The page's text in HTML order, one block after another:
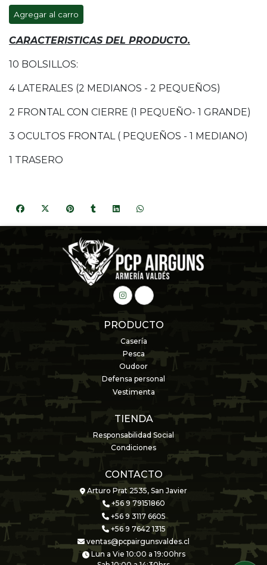
Agregar al carro
CARACTERISTICAS DEL PRODUCTO.
10 BOLSILLOS:
4 LATERALES (2 MEDIANOS - 2 PEQUEÑOS)
2 FRONTAL CON CIERRE (1 PEQUEÑO- 1 GRANDE)
3 OCULTOS FRONTAL ( PEQUEÑOS - 1 MEDIANO)
1 TRASERO
PRODUCTO
Casería
Pesca
Oudoor
Defensa personal
Vestimenta
TIENDA
Responsabilidad Social
Condiciones
CONTACTO
Arturo Prat 2535, San Javier
+56 9 79151860
+56 9 3117 6605
+56 9 7642 1315
ventas@pcpairgunsvaldes.cl
Lun a Vie 10:00 a 19:00hrs